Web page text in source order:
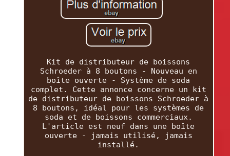
Kit de distributeur de boissons
Schroeder à 8 boutons - Nouveau en
boîte ouverte - Système de soda
complet. Cette annonce concerne un kit
de distributeur de boissons Schroeder à
8 boutons, idéal pour les systèmes de
soda et de boissons commerciaux.
L'article est neuf dans une boîte
ouverte - jamais utilisé, jamais
installé.